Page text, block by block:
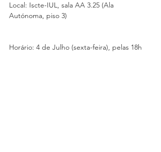
Local: Iscte-IUL, sala AA 3.25 (Ala
Autónoma, piso 3)
Horário: 4 de Julho (sexta-feira), pelas 18h